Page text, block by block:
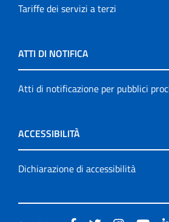
Tariffe dei servizi a terzi
ATTI DI NOTIFICA
Atti di notificazione per pubblici
ACCESSIBILITÀ
Dichiarazione di accessibilità